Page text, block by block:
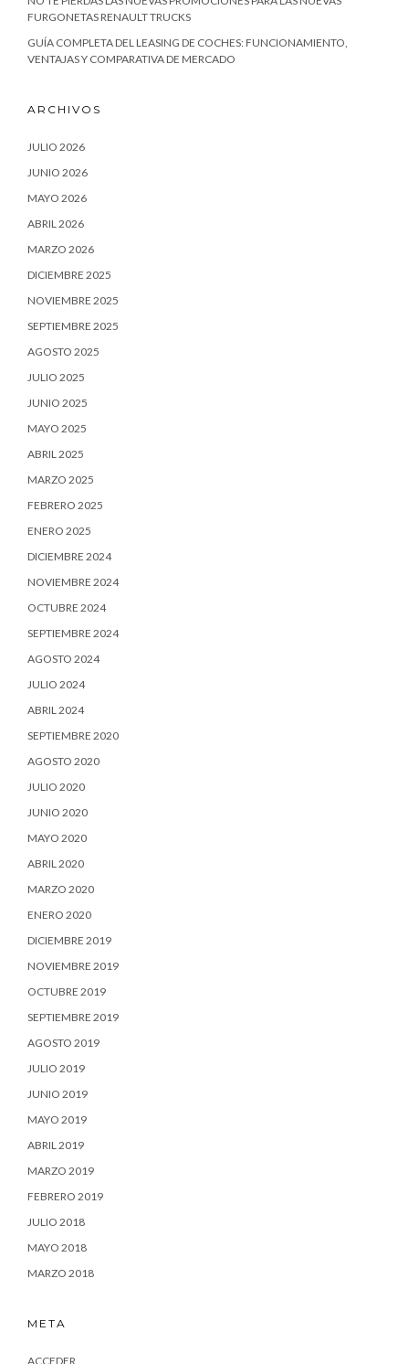
FURGONETAS RENAULT TRUCKS
GUÍA COMPLETA DEL LEASING DE COCHES: FUNCIONAMIENTO,
VENTAJAS Y COMPARATIVA DE MERCADO
ARCHIVOS
JULIO 2026
JUNIO 2026
MAYO 2026
ABRIL 2026
MARZO 2026
DICIEMBRE 2025
NOVIEMBRE 2025
SEPTIEMBRE 2025
AGOSTO 2025
JULIO 2025
JUNIO 2025
MAYO 2025
ABRIL 2025
MARZO 2025
FEBRERO 2025
ENERO 2025
DICIEMBRE 2024
NOVIEMBRE 2024
OCTUBRE 2024
SEPTIEMBRE 2024
AGOSTO 2024
JULIO 2024
ABRIL 2024
SEPTIEMBRE 2020
AGOSTO 2020
JULIO 2020
JUNIO 2020
MAYO 2020
ABRIL 2020
MARZO 2020
ENERO 2020
DICIEMBRE 2019
NOVIEMBRE 2019
OCTUBRE 2019
SEPTIEMBRE 2019
AGOSTO 2019
JULIO 2019
JUNIO 2019
MAYO 2019
ABRIL 2019
MARZO 2019
FEBRERO 2019
JULIO 2018
MAYO 2018
MARZO 2018
META
ACCEDER